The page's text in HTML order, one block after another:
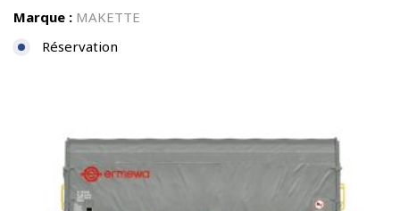
Marque : MAKETTE
Réservation